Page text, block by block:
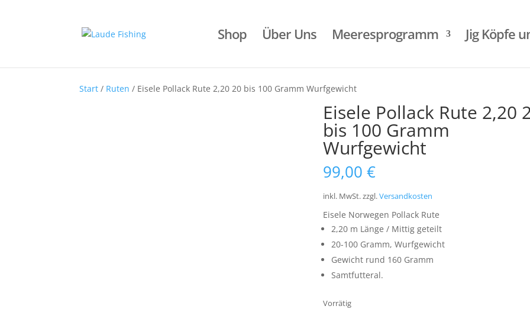
Shop Über Uns Meeresprogramm Jig Köpfe
Start / Ruten / Eisele Pollack Rute 2,20 20 bis 100 Gramm Wurfgewicht
Eisele Pollack Rute 2,20
bis 100 Gramm
Wurfgewicht
99,00€
inkl. MwSt.zzgl.Versandkosten
Eisele Norwegen Pollack Rute
2,20 m Länge / Mittig geteilt
20-100 Gramm, Wurfgewicht
Gewicht rund 160 Gramm
Samtfutteral.
Vorrätig